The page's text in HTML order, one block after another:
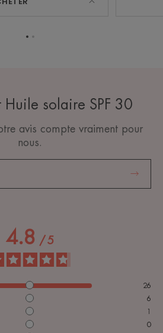
Huile solaire SPF 30
avis compte vraiment pour
nous.
4.8 /5
26
6
1
0